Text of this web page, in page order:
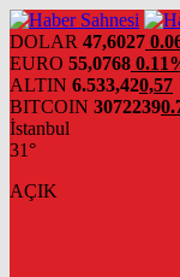
DOLAR 47,6027
EURO 55,0768
ALTIN 6.533,420,57
BITCOIN 3072239
İstanbul
31°
AÇIK